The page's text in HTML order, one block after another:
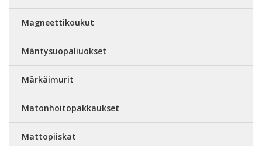
Magneettikoukut
Mäntysuopaliuokset
Märkäimurit
Matonhoitopakkaukset
Mattopiiskat